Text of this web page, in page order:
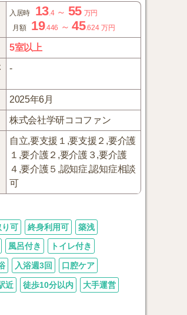
入居時 13.4～ 55 万円
月額
19.446 ～45.624 万円
5室以上
-
2025年6月
株式会社学研ココファン
自立,要支援１,要支援２,要介護
１,要介護２,要介護３,要介護
４,要介護５,認知症,認知症相談
可
り可 終身利用可 築浅
風呂付き トイレ付き
入浴週3回 口腔ケア
近 徒歩10分以内 大手運営